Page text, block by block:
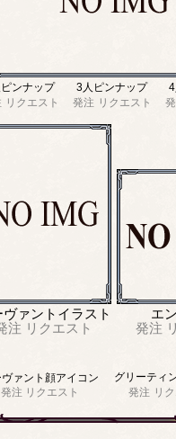
ンナップ
リクエスト
3人ピンナップ
発注 リクエスト
ヴァントイラスト
注 リクエスト
エ
発注
ァント顔アイコン
発注 リクエスト
グリーティ
発注 リ